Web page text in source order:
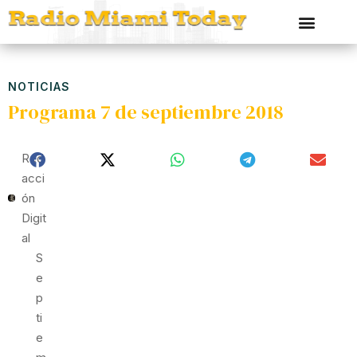
NOTICIAS
Programa 7 de septiembre 2018
Red
Acci
Ón
Digit
Al
S
E
P
Ti
E